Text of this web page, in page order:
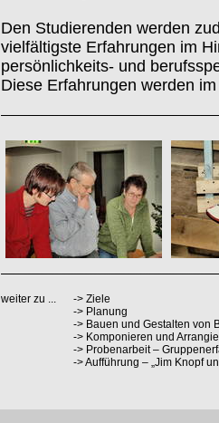
Den Studierenden werden
vielfältigste Erfahrungen im
persönlichkeits- und
Diese Erfahrungen werden
weiter zu ... -> Ziele
-> Planung
-> Bauen und Gestalten von
-> Komponieren und
-> Probenarbeit –
->Aufführung – „Jim Knopf